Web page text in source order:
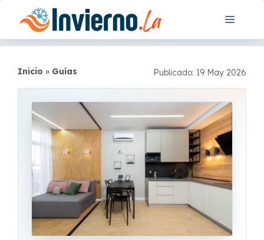
contenido
Menú
Inicio » Guías Publicado: 19 May 2026